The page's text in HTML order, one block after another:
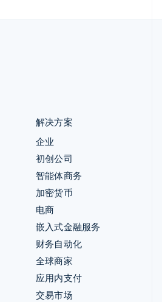
解决方案
企业
初创公司
智能体商务
加密货币
电商
嵌入式金融服务
财务自动化
全球商家
应用内支付
交易市场